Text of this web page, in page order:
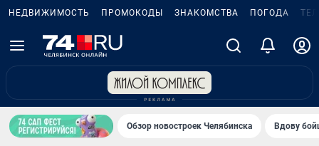
НЕДВИЖИМОСТЬ ПРОМОКОДЫ ЗНАКОМСТВА ПОГОДА
Обзор новостроек Челябинска Вдову